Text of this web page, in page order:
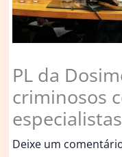
PL da
criminosos
especialistas
Deixe um